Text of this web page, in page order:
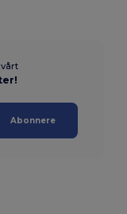
Abonnere